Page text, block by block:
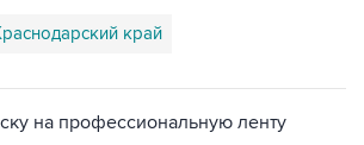
край
на профессиональную ленту